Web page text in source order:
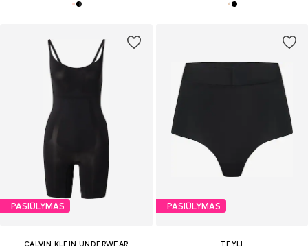
PASIŪLYMAS
CALVIN KLEIN UNDERWEAR
PASIŪLYMAS
TEYLI